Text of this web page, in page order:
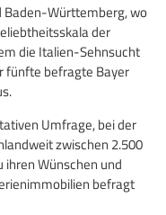
Baden-Württemberg, wo
der
die Italien-Sehnsucht
fünfte befragte Bayer
Umfrage, bei der
zwischen 2.500
ihren Wünschen und
befragt